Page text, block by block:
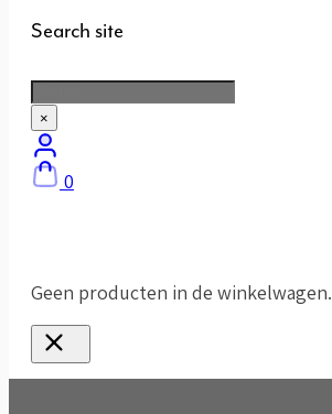
Search site
Zoeken
×
0
Geen producten in de winkelwagen.